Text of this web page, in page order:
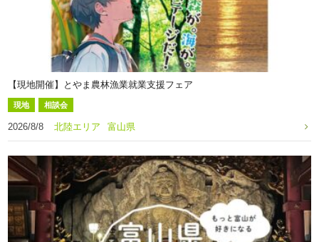
【現地開催】とやま農林漁業就業支援フェア
現地 相談会
2026/8/8 北陸エリア 富山県